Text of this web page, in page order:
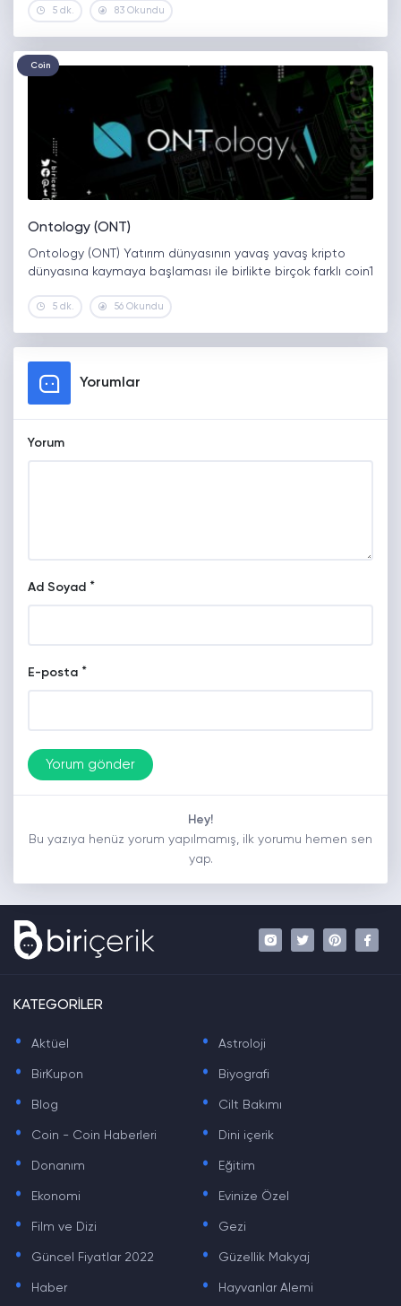
5 dk. 83 Okundu
Coin
Ontology (ONT)
Ontology (ONT) Yatırım dünyasının yavaş yavaş kripto
dünyasına kaymaya başlaması ile birlikte birçok farklı coin1
5 dk. 56 Okundu
Yorumlar
Yorum
Ad Soyad *
E-posta *
Hey!
Bu yazıya henüz yorum yapılmamış, ilk yorumu hemen sen
yap.
KATEGORİLER
. Aktüel . Astroloji
. BirKupon . Biyografi
. Blog . Cilt Bakımı
. Coin - Coin Haberleri . Dini içerik
. Donanım . Eğitim
. Ekonomi . Evinize Özel
. Film ve Dizi . Gezi
. Güncel Fiyatlar 2022 . Güzellik Makyaj
. Haber . Hayvanlar Alemi